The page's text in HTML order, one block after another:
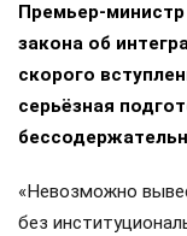
Премьер-
закона об
скорого
серьёзная
«Невозможно
без